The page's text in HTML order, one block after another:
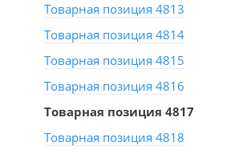
Товарная позиция 4813
Товарная позиция 4814
Товарная позиция 4815
Товарная позиция 4816
Товарная позиция 4817
Товарная позиция 4818